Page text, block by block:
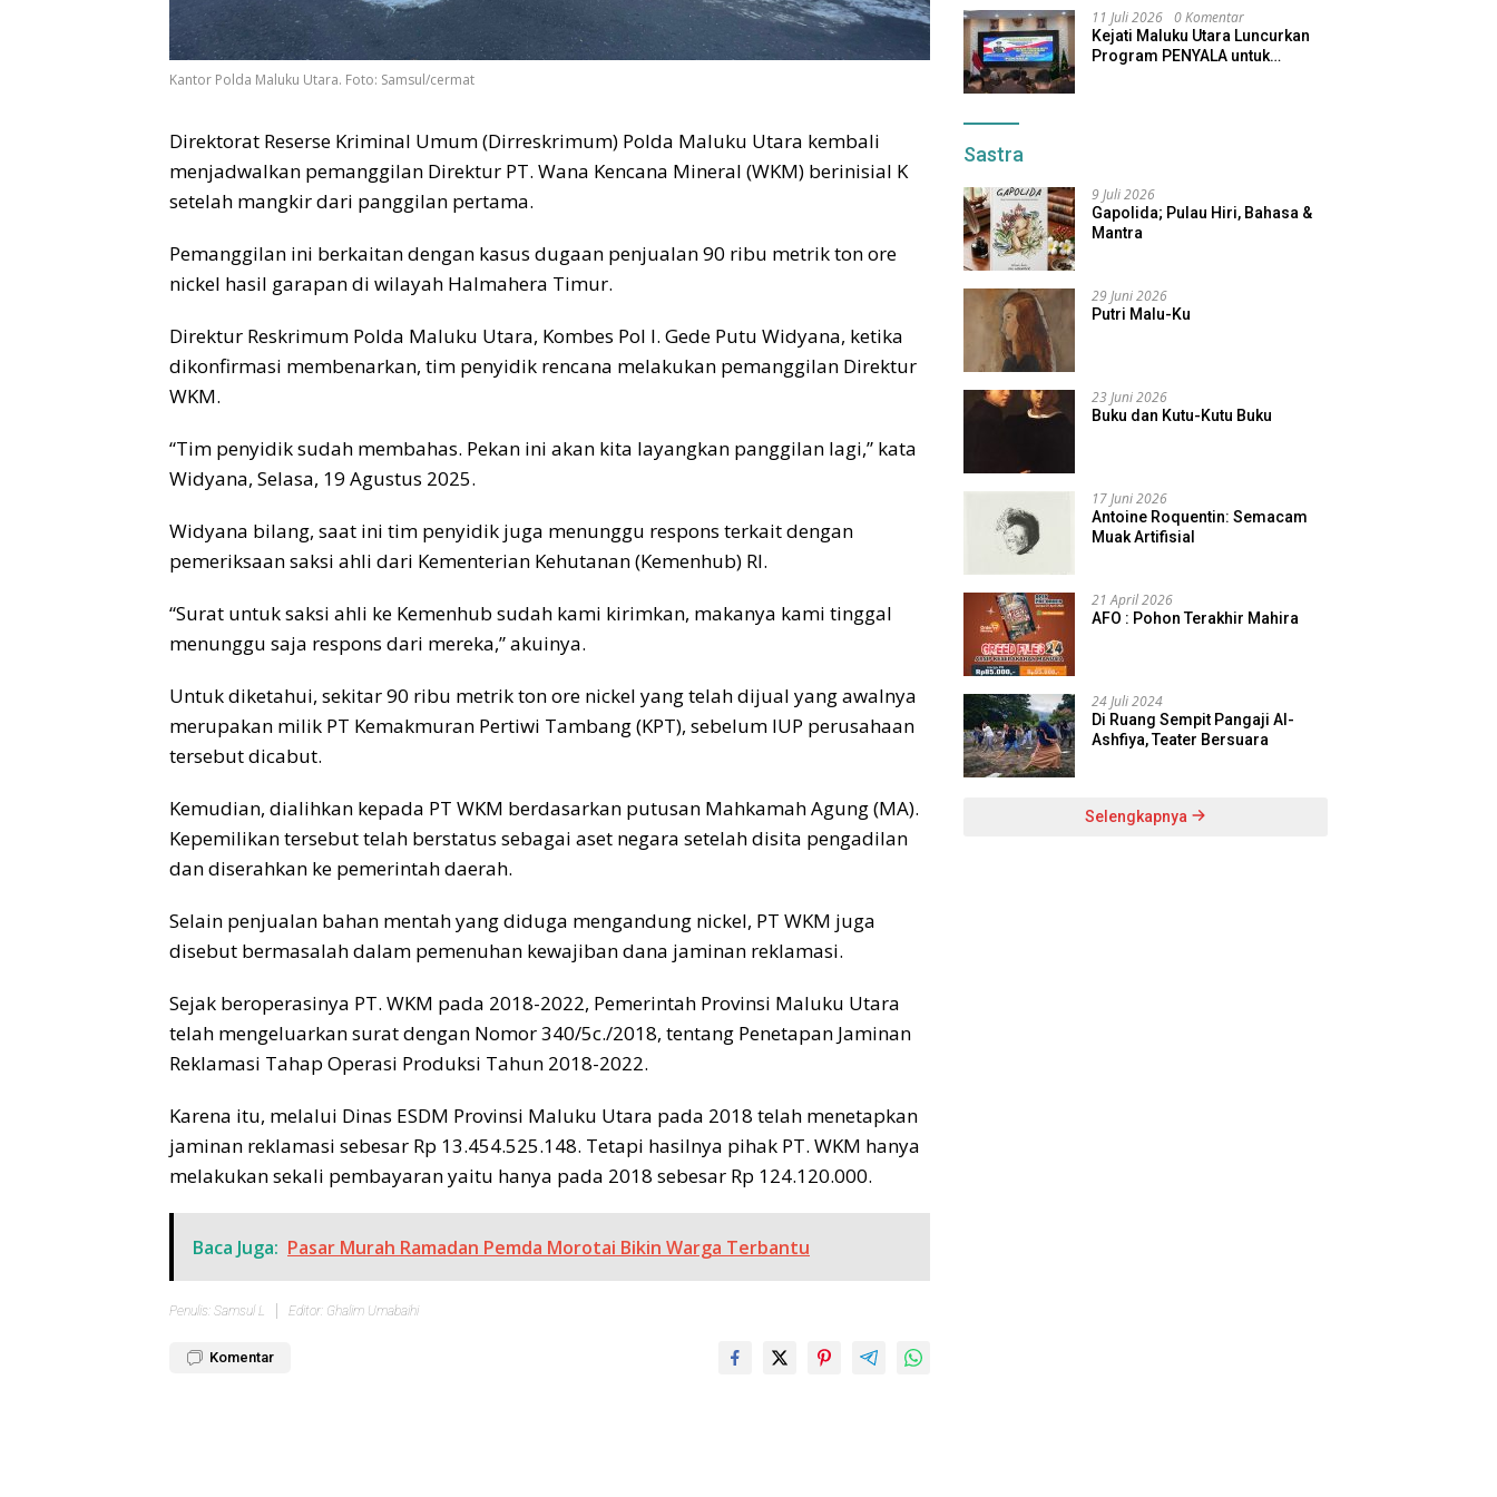
Kantor Polda Maluku Utara. Foto: Samsul/cermat
Direktorat Reserse Kriminal Umum (Dirreskrimum) Polda Maluku Utara kembali
menjadwalkan pemanggilan Direktur PT. Wana Kencana Mineral (WKM) berinisial K
setelah mangkir dari panggilan pertama.
Pemanggilan ini berkaitan dengan kasus dugaan penjualan 90 ribu metrik ton ore
nickel hasil garapan di wilayah Halmahera Timur.
Direktur Reskrimum Polda Maluku Utara, Kombes Pol I. Gede Putu Widyana, ketika
dikonfirmasi membenarkan, tim penyidik rencana melakukan pemanggilan Direktur
WKM.
“Tim penyidik sudah membahas. Pekan ini akan kita layangkan panggilan lagi,” kata
Widyana, Selasa, 19 Agustus 2025.
Widyana bilang, saat ini tim penyidik juga menunggu respons terkait dengan
pemeriksaan saksi ahli dari Kementerian Kehutanan (Kemenhub) RI.
“Surat untuk saksi ahli ke Kemenhub sudah kami kirimkan, makanya kami tinggal
menunggu saja respons dari mereka,” akuinya.
Untuk diketahui, sekitar 90 ribu metrik ton ore nickel yang telah dijual yang awalnya
merupakan milik PT Kemakmuran Pertiwi Tambang (KPT), sebelum IUP perusahaan
tersebut dicabut.
Kemudian, dialihkan kepada PT WKM berdasarkan putusan Mahkamah Agung (MA).
Kepemilikan tersebut telah berstatus sebagai aset negara setelah disita pengadilan
dan diserahkan ke pemerintah daerah.
Selain penjualan bahan mentah yang diduga mengandung nickel, PT WKM juga
disebut bermasalah dalam pemenuhan kewajiban dana jaminan reklamasi.
Sejak beroperasinya PT. WKM pada 2018-2022, Pemerintah Provinsi Maluku Utara
telah mengeluarkan surat dengan Nomor 340/5c./2018, tentang Penetapan Jaminan
Reklamasi Tahap Operasi Produksi Tahun 2018-2022.
Karena itu, melalui Dinas ESDM Provinsi Maluku Utara pada 2018 telah menetapkan
jaminan reklamasi sebesar Rp 13.454.525.148. Tetapi hasilnya pihak PT. WKM hanya
melakukan sekali pembayaran yaitu hanya pada 2018 sebesar Rp 124.120.000.
Baca Juga: Pasar Murah Ramadan Pemda Morotai Bikin Warga Terbantu
Penulis: Samsul L Editor: Ghalim Umabaihi
Komentar
11 Juli 2026 0 Komentar
Kejati Maluku Utara Luncurkan
Program PENYALA untuk
Sastra
9 Juli 2026
Gapolida; Pulau Hiri, Bahasa &
Mantra
29 Juni 2026
Putri Malu-Ku
23 Juni 2026
Buku dan Kutu-Kutu Buku
17 Juni 2026
Antoine Roquentin: Semacam
Muak Artifisial
21 April 2026
AFO : Pohon Terakhir Mahira
24 Juli 2024
Di Ruang Sempit Pangaji Al-
Ashfiya, Teater Bersuara
Selengkapnya